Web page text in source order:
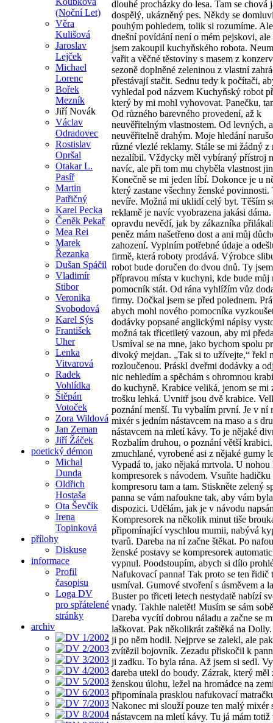
(Noční Let)
Věra
Kulišová
Jaroslav
Lejček
Michael
Lorenc
Bořek
Mezník
Jiří Novák
Václav
Odradovec
Rostislav
Opršal
Otakar L.
Pasíř
Martin
Patřičný
Karel Pecka
Čeněk Pekař
Mea Rei
Marek
Řezanka
Dušan Spáčil
Vladimír
Stibor
Veronika
Svobodová
Karel Sýs
František
Uher
Lenka
Vitvarová
Radek
Vohlídka
Štěpán
Votoček
Zora Wildová
Jan Zeman
Jiří Žáček
poetický démon
Michal
Dunda
Oldřich
Hostaša
Ota Ševčík
Irena
Topinková
přílohy
Diskuse
informace
Profil
časopisu
Loga DV
pro spřátelené
stránky
archiv
dlouhé procházky do lesa. Tam se chová
dospělý, ukázněný pes. Někdy se
pouhým pohledem, tolik si rozumíme.
dnešní povídání není o mém pejskovi,
jsem zakoupil kuchyňského robota.
vařit a věčné těstoviny s masem z
sezoně doplněné zeleninou z vlastní
přestávají stačit. Sednu tedy k počítači,
vyhledal pod názvem Kuchyňský robot
který by mi mohl vyhovovat. Panečku,
Od různého barevného provedení, až k
neuvěřitelným vlastnostem. Od levných,
neuvěřitelně drahým. Moje hledání
různé vlezlé reklamy. Stále se mi žádný z
nezalíbil. Vždycky měl vybíraný přístroj
navíc, ale při tom mu chyběla vlastnost
Konečně se mi jeden líbí. Dokonce je u
který zastane všechny ženské povinnosti.
nevíře. Možná mi uklidí celý byt. Těším
reklamě je navíc vyobrazena jakási
opravdu nevědí, jak by zákazníka
peněz mám našetřeno dost a ani můj
zahození. Vyplním potřebné údaje a
firmě, která roboty prodává. Výrobce
robot bude doručen do dvou dnů. Ty
přípravou místa v kuchyni, kde bude můj
pomocník stát. Od rána vyhlížím vůz
firmy. Dočkal jsem se před polednem.
abych mohl nového pomocníka
dodávky popsané anglickými nápisy
možná tak třicetiletý vazoun, aby mi
Usmíval se na mne, jako bychom spolu
divoký mejdan. „Tak si to užívejte,“ řekl
rozloučenou. Práskl dveřmi dodávky a
nic nehledím a spěchám s ohromnou
do kuchyně. Krabice veliká, jenom se mi
trošku lehká. Uvnitř jsou dvě krabice.
poznání menší. Tu vybalím první. Je v ní
mixér s jedním nástavcem na maso a s
nástavcem na mletí kávy. To je nějaké
Rozbalím druhou, o poznání větší
zmuchlané, vyrobené asi z nějaké gumy
Vypadá to, jako nějaká mrtvola. U nohou
kompresorek s návodem. Vsuňte hadičku
kompresoru tam a tam. Stiskněte zelený
panna se vám nafoukne tak, aby vám
dispozici. Udělám, jak je v návodu
Kompresorek na několik minut tiše
připomínající vyschlou mumii, nabývá
tvarů. Dareba na ní začne štěkat. Po
ženské postavy se kompresorek
vypnul. Poodstoupím, abych si dílo
Nafukovací panna! Tak proto se ten řidič
usmíval. Gumové stvoření s úsměvem a
Buster po třiceti letech nestydatě nabízí
vnady. Takhle naletět! Musím se sám
Dareba vycítí dobrou náladu a začne se
laškovat. Pak několikrát zaštěká na
ji po něm hodil. Nejprve se zalekl, ale
zvítězil bojovník. Zezadu přiskočil k
ji zadku. To byla rána. Až jsem si sedl.
dareba utekl do boudy. Zázrak, který měl
ženskou úlohu, ležel na hromádce na
připomínala prasklou nafukovací
Nakonec mi slouží pouze ten malý mixér
nástavcem na mletí kávy. Tu já mám totiž